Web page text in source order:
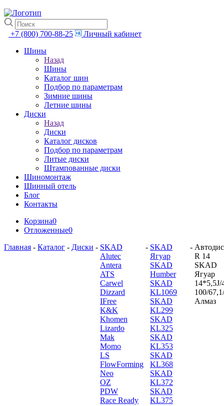
+7 (800) 700-88-25
Личный кабинет
Шины
Назад
Шины
Каталог шин
Подбор по параметрам
Зимние шины
Летние шины
Диски
Назад
Диски
Каталог дисков
Подбор по параметрам
Литые диски
Штампованные диски
Шиномонтаж
Шинный отель
Блог
Контакты
Корзина0
Отложенные0
Главная - Каталог - Диски - SKAD
Alutec
Antera
ATS
Carwel
Dizzard
IFree
K&K
Khomen
Lizardo
Mak
Momo
LS
FlowForming
Neo
OZ
PDW
Race Ready
- SKAD
Ягуар
SKAD
Humber
SKAD
KL1069
SKAD
KL299
SKAD
KL325
SKAD
KL353
SKAD
KL368
SKAD
KL372
SKAD
KL375
-
R 14
SKAD
Ягуар
14*5,5J/
100/
Алмаз